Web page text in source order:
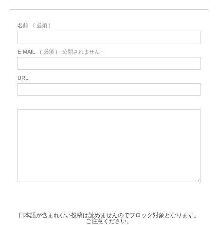
名前 ( 必須 )
E-MAIL ( 必須 ) - 公開されません -
URL
日本語が含まれない投稿は読めませんのでブロック対象となります。
ご注意ください。